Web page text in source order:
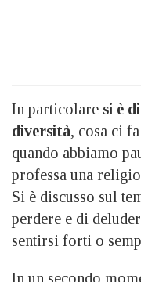
In particolare si è
diversità, cosa ci
quando abbiamo
professa una
Si è discusso sul
perdere e di
sentirsi forti o
In un secondo